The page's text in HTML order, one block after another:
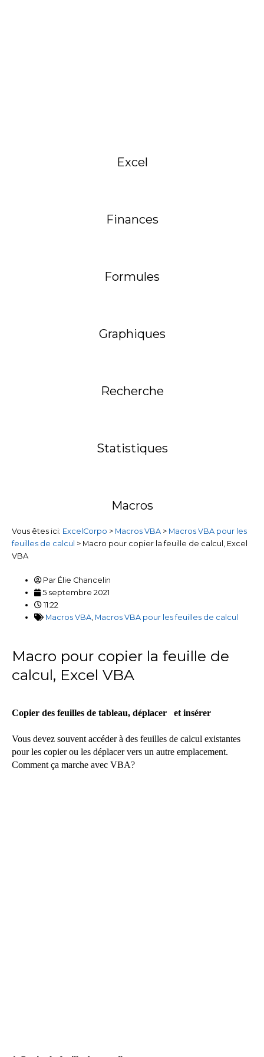
Excel
Finances
Formules
Graphiques
Recherche
Statistiques
Macros
Vous êtes ici: ExcelCorpo > Macros VBA > Macros VBA pour les
feuilles de calcul > Macro pour copier la feuille de calcul, Excel
VBA
Par Élie Chancelin
5 septembre 2021
11:22
Macros VBA, Macros VBA pour les feuilles de calcul
Macro pour copier la feuille de
calcul, Excel VBA
Copier des feuilles de tableau, déplacer et insérer
Vous devez souvent accéder à des feuilles de calcul existantes
pour les copier ou les déplacer vers un autre emplacement.
Comment ça marche avec VBA?